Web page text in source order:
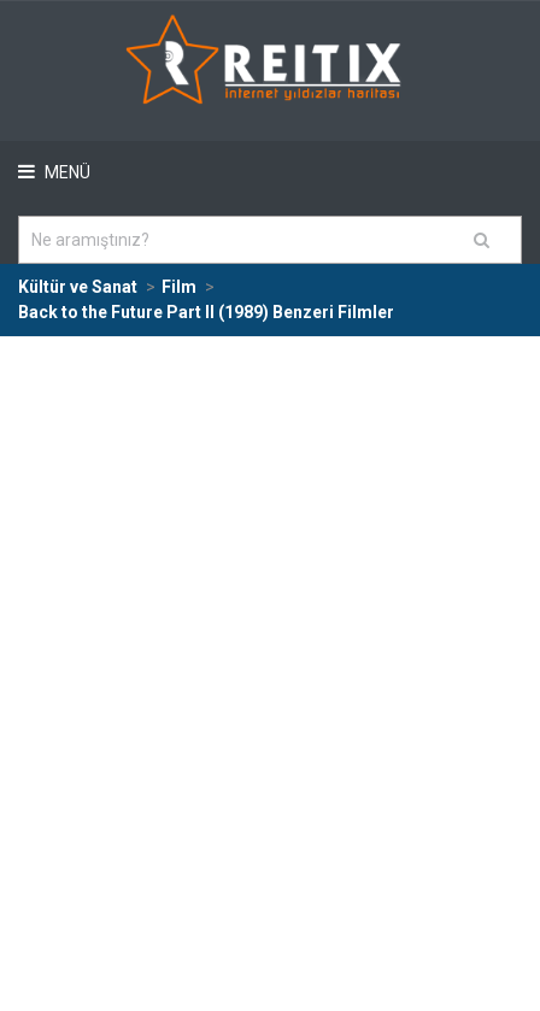
MENÜ
Kültür ve Sanat
Film
Back to the Future Part II (1989) Benzeri Filmler